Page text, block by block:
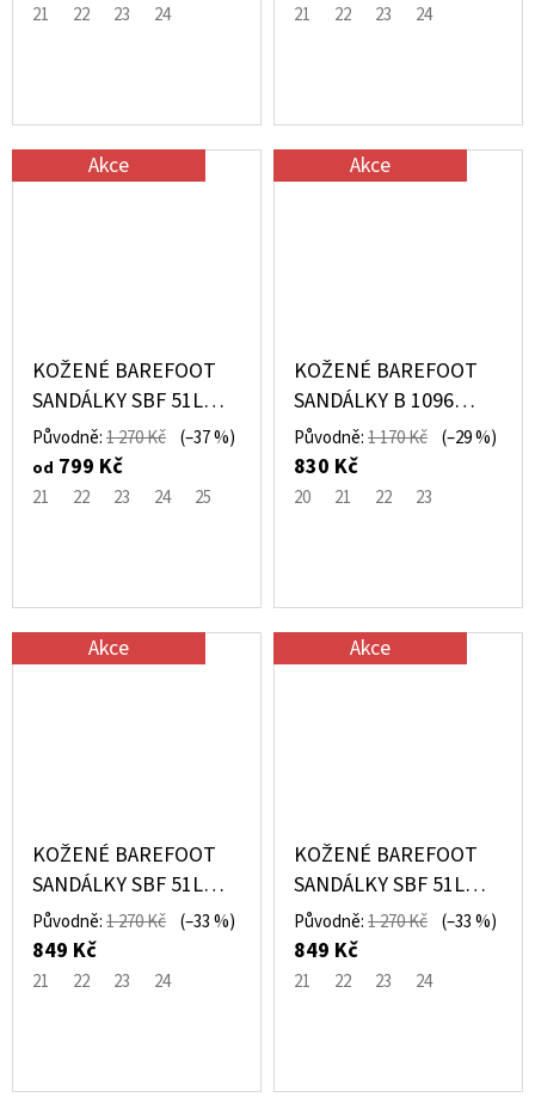
21 22 23 24 21 22 23 24
Akce
KOŽENÉ BAREFOOT
SANDÁLKY SBF 51L
ČERNÉ – PEGRES
Původně:1 270 Kč (–37 %)
od 799 Kč
21 22 23 24 25
Akce
KOŽENÉ BAREFOOT
SANDÁLKY B 1096
ČERNÉ – PEGRES
Původně:1 170 Kč (–29 %)
830 Kč
20 21 22 23
Akce
KOŽENÉ BAREFOOT
SANDÁLKY SBF 51L
HNĚDÉ – PEGRES
Původně:1 270 Kč (–33 %)
849 Kč
21 22 23 24
Akce
KOŽENÉ BAREFOOT
SANDÁLKY SBF 51L
MODRÉ – PEGRES
Původně:1 270 Kč (–33 %)
849 Kč
21 22 23 24